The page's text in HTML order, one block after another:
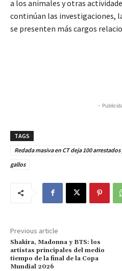
a los animales y otras
continúan las investigaciones,
se presenten más cargos
-
TAGS
Redada masiva en CT deja 100
gallos
Previous article
Shakira, Madonna y BTS: los
artistas principales del medio
tiempo de la final de la Copa
Mundial 2026